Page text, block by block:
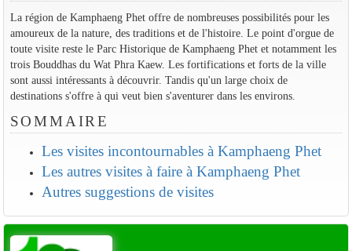
La région de Kamphaeng Phet offre de nombreuses possibilités pour les
amoureux de la nature, des traditions et de l'histoire. Le point d'orgue de
toute visite reste le Parc Historique de Kamphaeng Phet et notamment les
trois Bouddhas du Wat Phra Kaew. Les fortifications et forts de la ville
sont aussi intéressants à découvrir. Tandis qu'un large choix de
destinations s'offre à qui veut bien s'aventurer dans les environs.
SOMMAIRE
Les visites incontournables à Kamphaeng Phet
Les autres visites à faire à Kamphaeng Phet
Autres suggestions de visites